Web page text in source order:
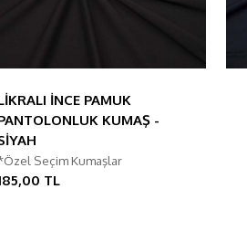
İNCE PAMUK
KUMAŞ -
Seçim Kumaşlar
TL